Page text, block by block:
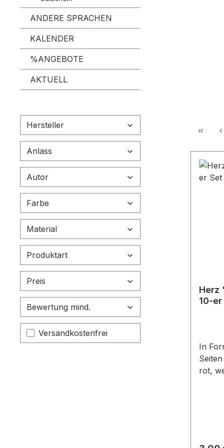
ANDERE SPRACHEN
KALENDER
%ANGEBOTE
AKTUELL
Hersteller
Anlass
Autor
Farbe
Material
Produktart
Preis
Bewertung mind.
Filter hinzufügen: Versandkostenfrei
Versandkostenfrei
Herz
10-er
In
rot,